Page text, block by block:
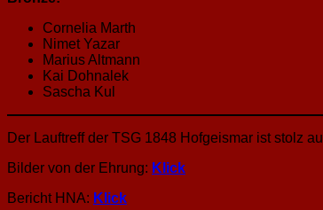
Cornelia Marth
Nimet Yazar
Marius Altmann
Kai Dohnalek
Sascha Kul
Der Lauftreff der TSG 1848 Hofgeismar ist stolz
Bilder von der Ehrung: Klick
Bericht HNA: Klick